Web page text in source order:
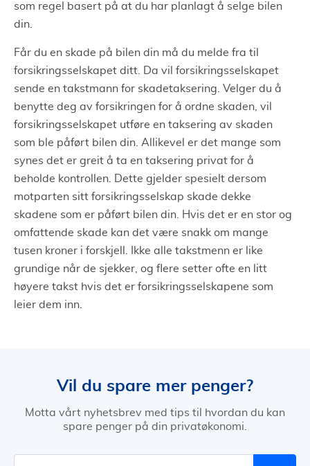
som regel basert på at du har planlagt å selge bilen
din.
Får du en skade på bilen din må du melde fra til
forsikringsselskapet ditt. Da vil forsikringsselskapet
sende en takstmann for skadetaksering. Velger du å
benytte deg av forsikringen for å ordne skaden, vil
forsikringsselskapet utføre en taksering av skaden
som ble påført bilen din. Allikevel er det mange som
synes det er greit å ta en taksering privat for å
beholde kontrollen. Dette gjelder spesielt dersom
motparten sitt forsikringsselskap skade dekke
skadene som er påført bilen din. Hvis det er en stor og
omfattende skade kan det være snakk om mange
tusen kroner i forskjell. Ikke alle takstmenn er like
grundige når de sjekker, og flere setter ofte en litt
høyere takst hvis det er forsikringsselskapene som
leier dem inn.
Vil du spare mer penger?
Motta vårt nyhetsbrev med tips til hvordan du kan
spare penger på din privatøkonomi.